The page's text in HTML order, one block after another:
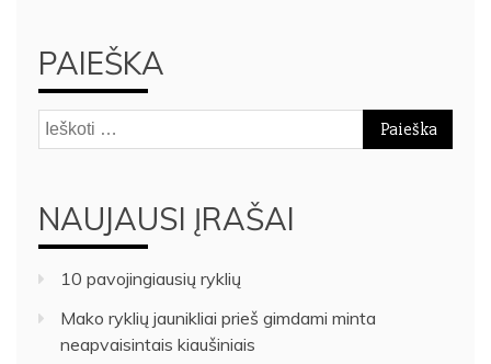
PAIEŠKA
Ieškoti:
NAUJAUSI ĮRAŠAI
10 pavojingiausių ryklių
Mako ryklių jaunikliai prieš gimdami minta
neapvaisintais kiaušiniais